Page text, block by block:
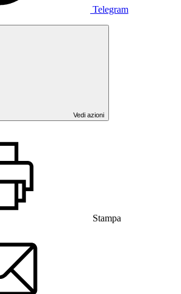
Telegram
Vedi azioni
Stampa